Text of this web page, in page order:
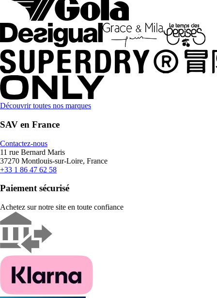
Découvrir toutes nos marques
SAV en France
Contactez-nous
11 rue Bernard Maris
37270 Montlouis-sur-Loire, France
+33 1 86 47 62 58
Paiement sécurisé
Achetez sur notre site en toute confiance